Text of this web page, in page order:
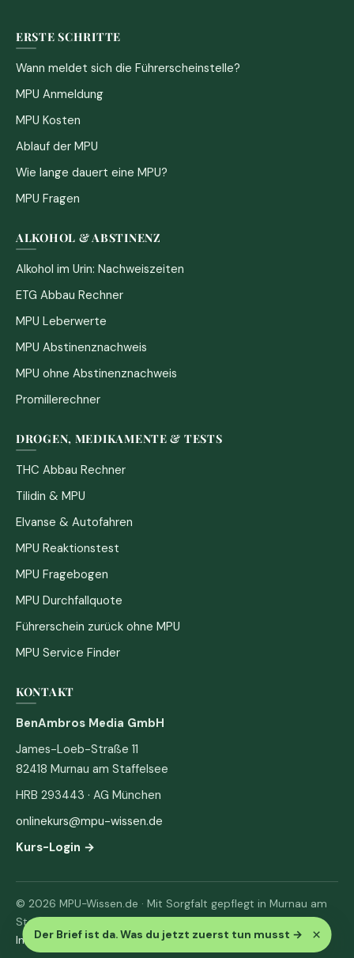
Der Brief ist da. Was du jetzt zuerst tun musst → ×
ERSTE SCHRITTE
Wann meldet sich die Führerscheinstelle?
MPU Anmeldung
MPU Kosten
Ablauf der MPU
Wie lange dauert eine MPU?
MPU Fragen
ALKOHOL & ABSTINENZ
Alkohol im Urin: Nachweiszeiten
ETG Abbau Rechner
MPU Leberwerte
MPU Abstinenznachweis
MPU ohne Abstinenznachweis
Promillerechner
DROGEN, MEDIKAMENTE & TESTS
THC Abbau Rechner
Tilidin & MPU
Elvanse & Autofahren
MPU Reaktionstest
MPU Fragebogen
MPU Durchfallquote
Führerschein zurück ohne MPU
MPU Service Finder
KONTAKT
BenAmbros Media GmbH
James-Loeb-Straße 11
82418 Murnau am Staffelsee
HRB 293443 · AG München
onlinekurs@mpu-wissen.de
Kurs-Login →
© 2026 MPU-Wissen.de · Mit Sorgfalt gepflegt in Murnau am
Staffelsee
Impressum· Datenschutz & AGB